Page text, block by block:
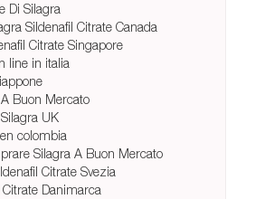
Di Silagra
Sildenafil Citrate Canada
Citrate Singapore
line in italia
Buon Mercato
UK
colombia
Silagra A Buon Mercato
Citrate Svezia
Danimarca